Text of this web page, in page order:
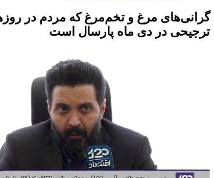
گرانی‌های مرغ و تخم‌مرغ که مردم در
ترجیحی در دی ماه پارسال است